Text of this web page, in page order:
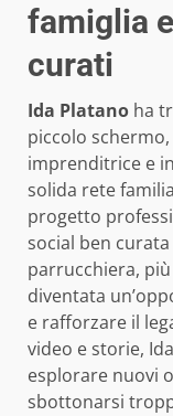
famiglia
curati
Ida Platano ha
piccolo
imprenditrice e
solida rete
progetto
social ben
parrucchiera,
diventata
e rafforzare il
video e storie,
esplorare nuovi
sbottonarsi